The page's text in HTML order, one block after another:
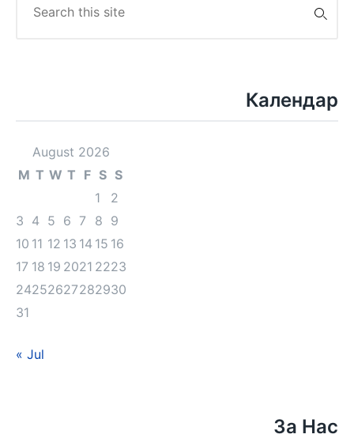
for:
Календар
August 2026
M T W T F S S
1
2
3 4 5 6 7 8 9
10 11 12 13 14 15 16
17 18 19 2021 2223
24252627282930
31
« Jul
За Нас